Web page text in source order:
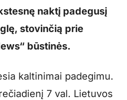
naktį padegusį
stovinčią prie
būstinės.
kaltinimai padegimu.
7 val. Lietuvos